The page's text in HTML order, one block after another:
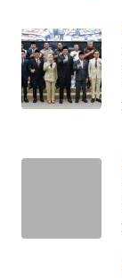
WN
JATIM